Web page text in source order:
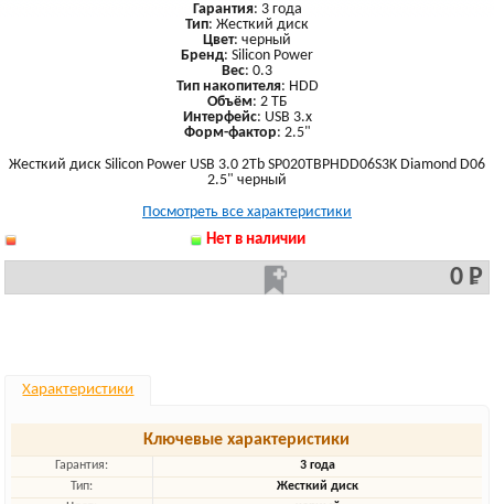
Гарантия: 3 года
Тип: Жесткий диск
Цвет: черный
Бренд: Silicon Power
Вес: 0.3
Тип накопителя: HDD
Объём: 2 ТБ
Интерфейс: USB 3.x
Форм-фактор: 2.5"
Жесткий диск Silicon Power USB 3.0 2Tb SP020TBPHDD06S3K Diamond D06
2.5" черный
Посмотреть все характеристики
Нет в наличии
0 Р
Характеристики
Ключевые характеристики
Гарантия:
3 года
Тип:
Жесткий диск